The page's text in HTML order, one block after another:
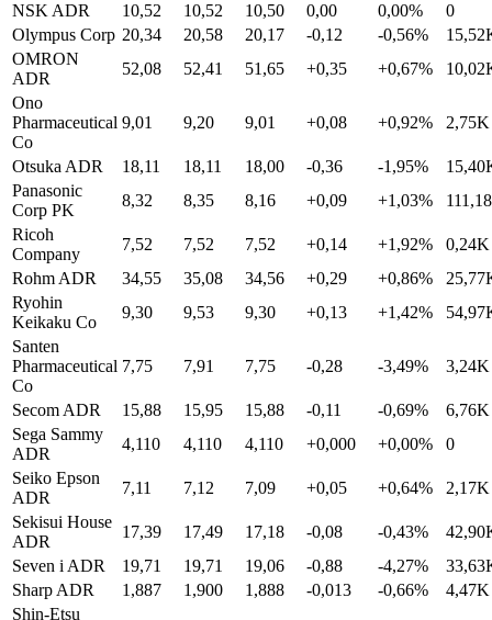
NSK ADR
10,52 10,52 10,50 0,00 0,00%
0
Olympus Corp 20,34 20,58 20,17 -0,12 -0,56%
OMRON
ADR
52,08 52,41 51,65 +0,35 +0,67%
Ono
Pharmaceutical
Co
9,01 9,20 9,01 +0,08 +0,92% 2,75K
Otsuka ADR 18,11 18,11 18,00 -0,36 -1,95%
Panasonic
Corp PK
8,32 8,35 8,16 +0,09 +1,03%
Ricoh
Company
7,52 7,52 7,52 +0,14 +1,92%
0,24K
Rohm ADR
34,55 35,08 34,56 +0,29 +0,86%
Ryohin
Keikaku Co
9,30 9,53 9,30 +0,13 +1,42%
Santen
Pharmaceutical
Co
7,75 7,91 7,75 -0,28 -3,49% 3,24K
Secom ADR 15,88 15,95 15,88 -0,11 -0,69%
6,76K
Sega Sammy
ADR
4,110 4,110 4,110 +0,000 +0,00%
0
Seiko Epson
ADR
7,11 7,12 7,09 +0,05 +0,64%
2,17K
Sekisui House
ADR
17,39 17,49 17,18 -0,08 -0,43%
Seven i ADR
19,71 19,71 19,06 -0,88 -4,27%
Sharp ADR
1,887 1,900 1,888 -0,013 -0,66%
4,47K
Shin-Etsu